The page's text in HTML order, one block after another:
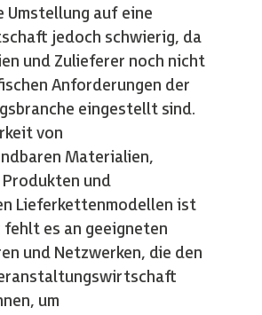
Umstellung auf eine
jedoch schwierig, da
und Zulieferer noch nicht
Anforderungen der
eingestellt sind.
von
Materialien,
und
Lieferkettenmodellen ist
es an geeigneten
und Netzwerken, die den
um